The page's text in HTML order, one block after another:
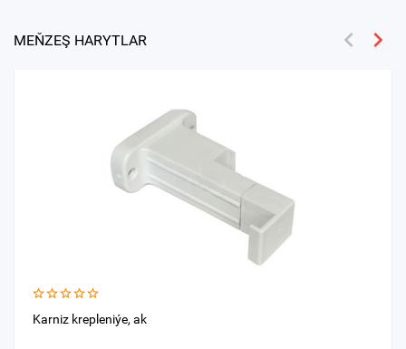
MEŇZEŞ HARYTLAR
Karniz krepleniýe, ak